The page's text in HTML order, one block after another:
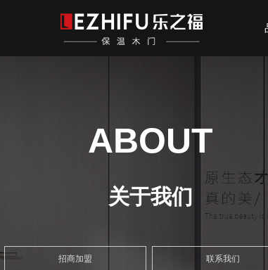
ABOUT
关于我们
招商加盟 联系我们